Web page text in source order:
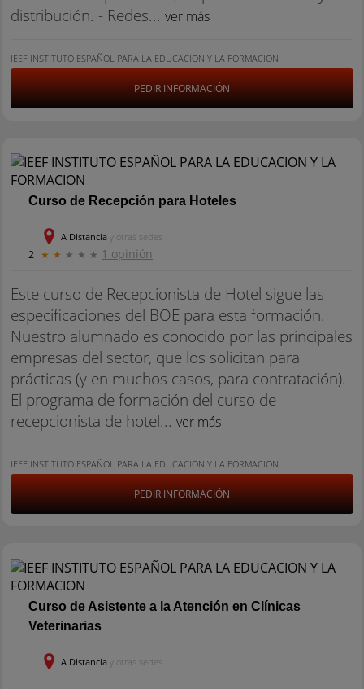
distribución. - Redes... ver más
IEEF INSTITUTO ESPAÑOL PARA LA EDUCACION Y LA FORMACION
PEDIR INFORMACIÓN
Curso de Recepción para Hoteles
A Distancia y otras sedes
2 ★ ★ ★ ★ ★ 1 opinión
Este curso de Recepcionista de Hotel sigue las
especificaciones del BOE para esta formación.
Nuestro alumnado es conocido por las principales
empresas del sector, que los solicitan para
prácticas (y en muchos casos, para contratación).
El programa de formación del curso de
recepcionista de hotel... ver más
IEEF INSTITUTO ESPAÑOL PARA LA EDUCACION Y LA FORMACION
PEDIR INFORMACIÓN
Curso de Asistente a la Atención en Clínicas
Veterinarias
A Distancia y otras sedes